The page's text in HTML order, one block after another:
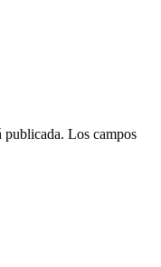
publicada. Los campos